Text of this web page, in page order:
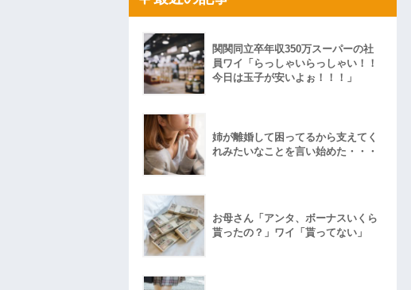
関関同立卒年収350万スーパーの社
員ワイ「らっしゃいらっしゃい！！
今日は玉子が安いよぉ！！！」
姉が離婚して困ってるから支えてく
れみたいなことを言い始めた・・・
お母さん「アンタ、ボーナスいくら
貰ったの？」ワイ「貰ってない」